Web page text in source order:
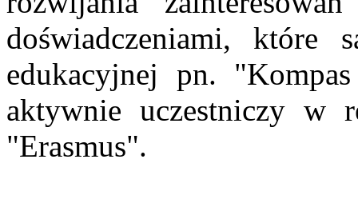
doświadczeniami, które
edukacyjnej pn.
aktywnie uczestniczy w
"Erasmus".